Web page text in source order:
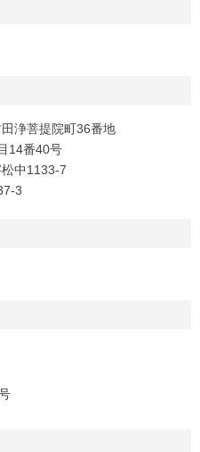
浄菩提院町36番地
14番40号
中1133-7
3